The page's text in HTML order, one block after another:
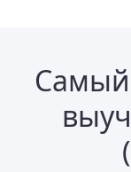
Самый